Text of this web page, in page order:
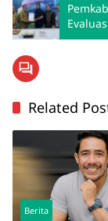
Related
Berita